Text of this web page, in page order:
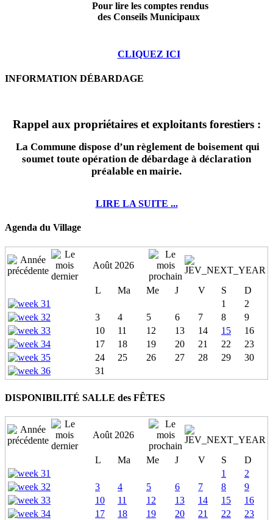
Pour lire les comptes rendus
des Conseils Municipaux
CLIQUEZ ICI
INFORMATION DÉBARDAGE
Rappel aux propriétaires et exploitants forestiers :
La Commune dispose d’un règlement de boisement qui
soumet toute opération de débardage à déclaration
préalable en mairie.
LIRE LA SUITE ...
Agenda du Village
Août 2026
L Ma Me J V S
D
1
2
3
4 5 6 7 8
9
10
11 12 13 14 15
16
17
18 19 20 21 22
23
24
25 26 27 28 29
30
31
DISPONIBILITÉ SALLE des FÊTES
Août 2026
L Ma Me J V S
D
1
2
3
4 5 6 7 8
9
10
11 12 13 14 15
16
17
18 19 20 21 22
23